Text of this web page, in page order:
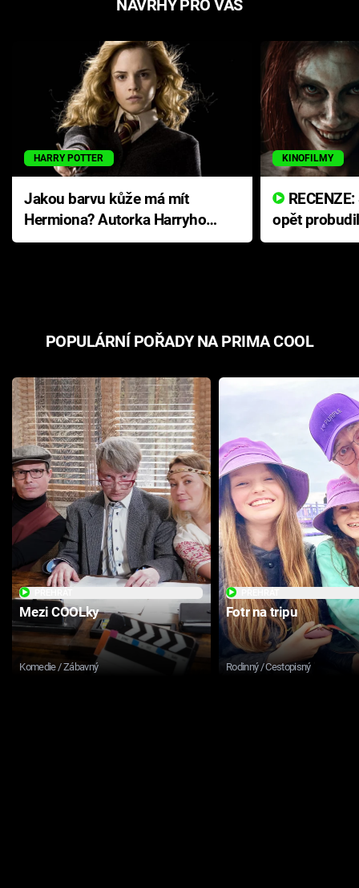
NÁVRHY PRO VÁS
HARRY POTTER
Jakou barvu kůže má mít
Hermiona? Autorka Harryho
Pottera přišla s ráznou
KINOFILMY
opět
přichází s
POPULÁRNÍ POŘADY NA PRIMA COOL
Mezi COOLky
Komedie / Zábavný
Fotr na tripu
Rodinný / Cestopisný